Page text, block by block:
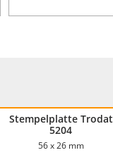
Stempelplatte Trodat
5204
56 x 26 mm